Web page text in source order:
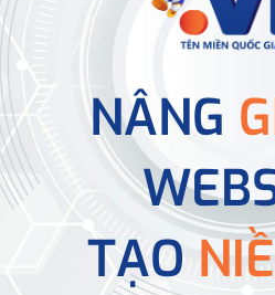
NÂNG
TẠO